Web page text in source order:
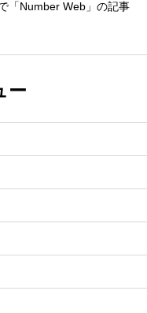
「Number Web」の記事
ー